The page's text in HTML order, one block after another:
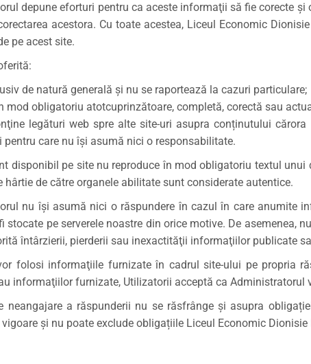
depune eforturi pentru ca aceste informaţii să fie corecte
acestora. Cu toate acestea, Liceul Economic
pe acest site.
de natură generală şi nu se raportează la cazuri particulare;
mod obligatoriu atotcuprinzătoare, completă, corectă sau
legături web spre alte site-uri asupra conținutului
pentru care nu îşi asumă nici o responsabilitate.
disponibil pe site nu reproduce în mod obligatoriu textul
hârtie de către organele abilitate sunt considerate autentice.
nu îşi asumă nici o răspundere în cazul în care anumite
stocate pe serverele noastre din orice motive. De asemenea,
întârzierii, pierderii sau inexactităţii informaţiilor publicate
folosi informaţiile furnizate în cadrul site-ului pe propria
informaţiilor furnizate, Utilizatorii acceptă ca Administratorul
neangajare a răspunderii nu se răsfrânge și asupra
și nu poate exclude obligațiile Liceul Economic